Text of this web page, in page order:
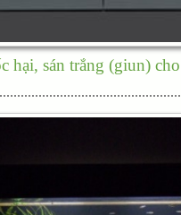
hại, sán trắng (giun)